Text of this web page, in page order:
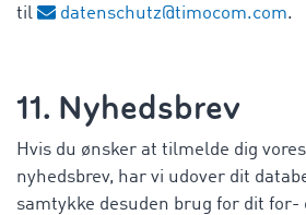
til
datenschutz@timocom.com.
11. Nyhedsbrev
Hvis du ønsker at tilmelde dig
nyhedsbrev, har vi udover dit
samtykke desuden brug for dit for-